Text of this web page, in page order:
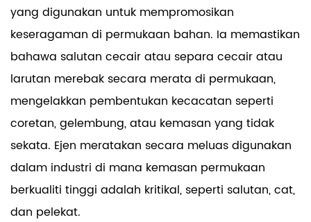
yang digunakan untuk mempromosikan
keseragaman di permukaan bahan. Ia memastikan
bahawa salutan cecair atau separa cecair atau
larutan merebak secara merata di permukaan,
mengelakkan pembentukan kecacatan seperti
coretan, gelembung, atau kemasan yang tidak
sekata. Ejen meratakan secara meluas digunakan
dalam industri di mana kemasan permukaan
berkualiti tinggi adalah kritikal, seperti salutan, cat,
dan pelekat.